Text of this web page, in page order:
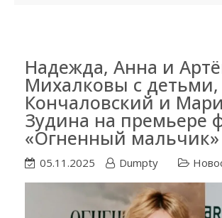
Надежда, Анна и
Михалковы с детьми,
Кончаловский и
Зудина на премьере
«Огненный мальчик»
05.11.2025 Dumpty